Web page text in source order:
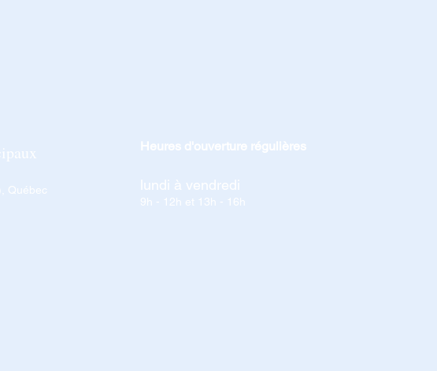
Québec
Heures d'ouverture régulières
lundi à vendredi
9h - 12h et 13h - 16h